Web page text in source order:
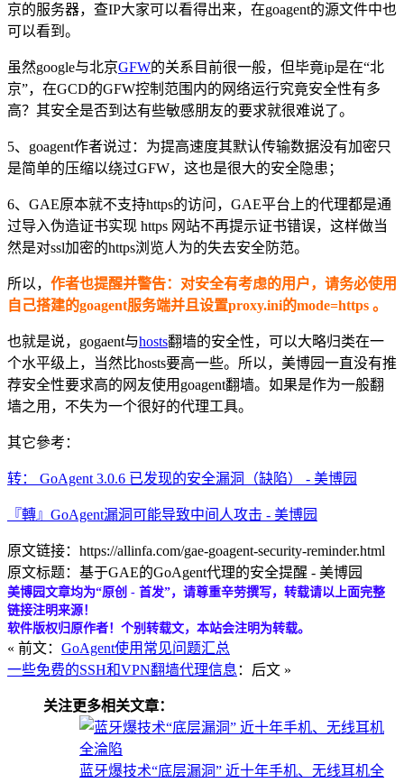
京的服务器，查IP大家可以看得出来，在goagent的源文件中也
可以看到。
虽然google与北京GFW的关系目前很一般，但毕竟ip是在“北
京”，在GCD的GFW控制范围内的网络运行究竟安全性有多
高？其安全是否到达有些敏感朋友的要求就很难说了。
5、goagent作者说过：为提高速度其默认传输数据没有加密只
是简单的压缩以绕过GFW，这也是很大的安全隐患；
6、GAE原本就不支持https的访问，GAE平台上的代理都是通
过导入伪造证书实现 https 网站不再提示证书错误，这样做当
然是对ssl加密的https浏览人为的失去安全防范。
所以， 作者也提醒并警告：对安全有考虑的用户，请务必使用
自己搭建的goagent服务端并且设置proxy.ini的mode=https 。
也就是说，gogaent与hosts翻墙的安全性，可以大略归类在一
个水平级上，当然比hosts要高一些。所以，美博园一直没有推
荐安全性要求高的网友使用goagent翻墙。如果是作为一般翻
墙之用，不失为一个很好的代理工具。
其它參考：
转： GoAgent 3.0.6 已发现的安全漏洞（缺陷） - 美博园
『轉』GoAgent漏洞可能导致中间人攻击 - 美博园
原文链接：https://allinfa.com/gae-goagent-security-reminder.html
原文标题：基于GAE的GoAgent代理的安全提醒 - 美博园
美博园文章均为“原创 - 首发”，请尊重辛劳撰写，转载请以上面完整
链接注明来源！
软件版权归原作者！个别转载文，本站会注明为转载。
« 前文： GoAgent使用常见问题汇总
一些免费的SSH和VPN翻墙代理信息 ：后文 »
关注更多相关文章：
蓝牙爆技术“底层漏洞” 近十年手机、无线耳机全